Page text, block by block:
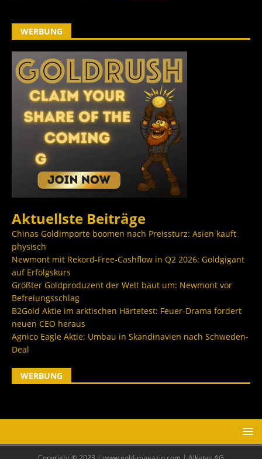
WERBUNG
Aktuellste Beiträge
Chinas Goldimporte boomen nach Preissturz: Asien kauft
physisch
Newmont mit Rekord-Free-Cashflow in Q2 2026: Goldgigant
auf Erfolgskurs
Größter Goldproduzent der Welt baut um: Newmont vor
Befreiungsschlag
B2Gold Aktie im arktischen Härtetest: Feuer-Drama fordert
neuen CEO heraus
Agnico Eagle Aktie: Umbau in Skandinavien nach Schweden-
Deal
WERBUNG